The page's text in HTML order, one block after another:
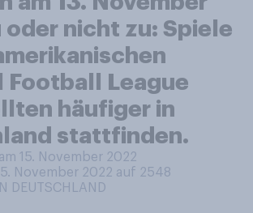
oder nicht zu: Spiele
Football League
häufiger in
stattfinden.
15. November 2022
November 2022 auf 2548
DEUTSCHLAND